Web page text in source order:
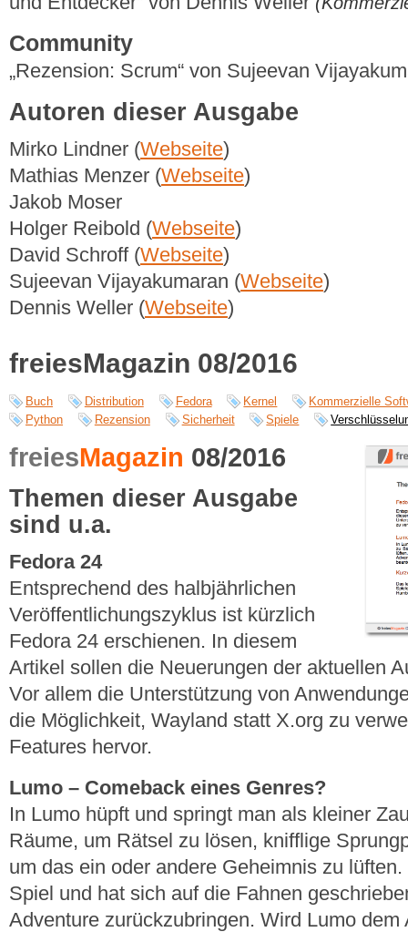
Community
„Rezension: Scrum“ von Sujeevan
Autoren dieser Ausgabe
Mirko Lindner (Webseite)
Mathias Menzer (Webseite)
Jakob Moser
Holger Reibold (Webseite)
David Schroff (Webseite)
Sujeevan Vijayakumaran (Webseite)
Dennis Weller (Webseite)
freiesMagazin 08/2016
Buch Distribution Fedora Kernel
Kommerzielle
Python
Rezension Sicherheit Spiele
freiesMagazin 08/2016
Themen dieser Ausgabe
sind u.a.
Fedora 24
Entsprechend des halbjährlichen
Veröffentlichungszyklus ist kürzlich
Fedora 24 erschienen. In diesem
Artikel sollen die Neuerungen der aktuellen
Vor allem die Unterstützung von
die Möglichkeit, Wayland statt X.org zu
Features hervor.
Lumo – Comeback eines Genres?
In Lumo hüpft und springt man als kleiner
Räume, um Rätsel zu lösen, knifflige
um das ein oder andere Geheimnis zu
Spiel und hat sich auf die Fahnen
Adventure zurückzubringen. Wird Lumo